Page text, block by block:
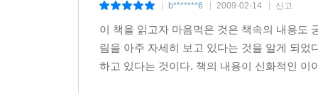
b*******6 2009-02-14 신고
이 책을 읽고자 마음먹은 것은 책속의 내용도
림을 아주 자세히 보고 있다는 것을 알게 되
하고 있다는 것이다. 책의 내용이 신화적인